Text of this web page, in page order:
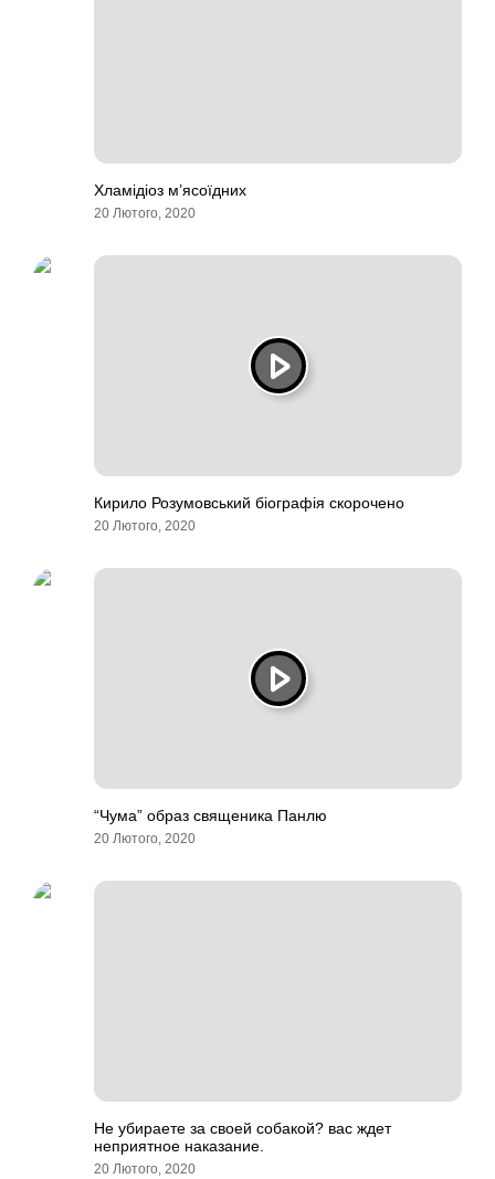
Хламідіоз м’ясоїдних
20 Лютого, 2020
Кирило Розумовський біографія скорочено
20 Лютого, 2020
“Чума” образ священика Панлю
20 Лютого, 2020
Не убираете за своей собакой? вас ждет
неприятное наказание.
20 Лютого, 2020